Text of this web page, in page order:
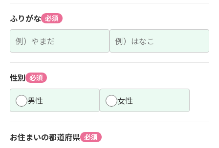
ふりがな 必須
性別 必須
男性 女性
お住まいの都道府県 必須